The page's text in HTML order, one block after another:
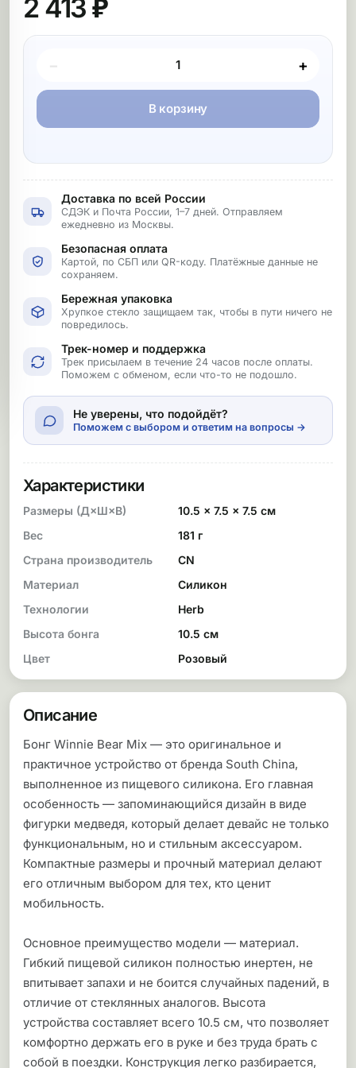
2 413 ₽
Покупка товара
− +
В корзину
Доставка по всей России
СДЭК и Почта России, 1–7 дней. Отправляем
ежедневно из Москвы.
Безопасная оплата
Картой, по СБП или QR-коду. Платёжные данные не
сохраняем.
Бережная упаковка
Хрупкое стекло защищаем так, чтобы в пути ничего не
повредилось.
Трек-номер и поддержка
Трек присылаем в течение 24 часов после оплаты.
Поможем с обменом, если что-то не подошло.
Не уверены, что подойдёт?
Поможем с выбором и ответим на вопросы →
Характеристики
Размеры (Д×Ш×В)
10.5 × 7.5 × 7.5 см
Вес
181 г
Страна производитель
CN
Материал
Силикон
Технологии
Herb
Высота бонга
10.5 см
Цвет
Розовый
Описание
Бонг Winnie Bear Mix — это оригинальное и
практичное устройство от бренда South China,
выполненное из пищевого силикона. Его главная
особенность — запоминающийся дизайн в виде
фигурки медведя, который делает девайс не только
функциональным, но и стильным аксессуаром.
Компактные размеры и прочный материал делают
его отличным выбором для тех, кто ценит
мобильность.
Основное преимущество модели — материал.
Гибкий пищевой силикон полностью инертен, не
впитывает запахи и не боится случайных падений, в
отличие от стеклянных аналогов. Высота
устройства составляет всего 10.5 см, что позволяет
комфортно держать его в руке и без труда брать с
собой в поездки. Конструкция легко разбирается,